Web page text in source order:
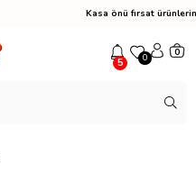
Kasa önü fırsat
5 0 0